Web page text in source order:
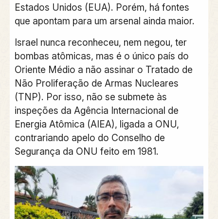
Estados Unidos (EUA). Porém, há fontes
que apontam para um arsenal ainda maior.
Israel nunca reconheceu, nem negou, ter
bombas atômicas, mas é o único país do
Oriente Médio a não assinar o Tratado de
Não Proliferação de Armas Nucleares
(TNP). Por isso, não se submete às
inspeções da Agência Internacional de
Energia Atômica (AIEA), ligada a ONU,
contrariando apelo do Conselho de
Segurança da ONU feito em 1981.